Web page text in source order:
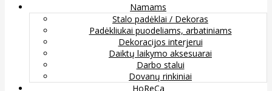
Namams
Stalo padėklai / Dekoras
Padėkliukai puodeliams, arbatiniams
Dekoracijos interjerui
Daiktų laikymo aksesuarai
Darbo stalui
Dovanų rinkiniai
HoReCa